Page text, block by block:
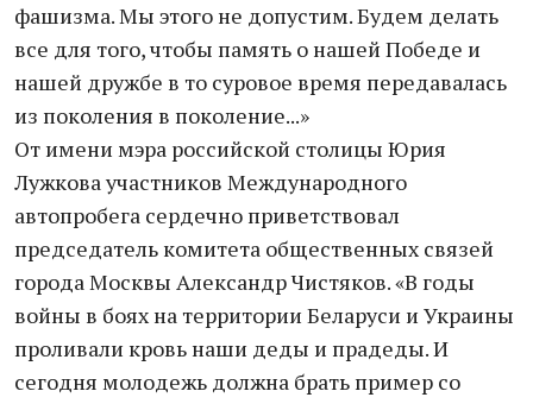
фашизма. Мы этого не допустим. Будем делать
все для того, чтобы память о нашей Победе и
нашей дружбе в то суровое время передавалась
из поколения в поколение...»
От имени мэра российской столицы Юрия
Лужкова участников Международного
автопробега сердечно приветствовал
председатель комитета общественных связей
города Москвы Александр Чистяков. «В годы
войны в боях на территории Беларуси и Украины
проливали кровь наши деды и прадеды. И
сегодня молодежь должна брать пример со